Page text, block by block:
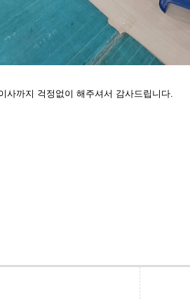
사까지 걱정없이 해주셔서 감사드립니다.